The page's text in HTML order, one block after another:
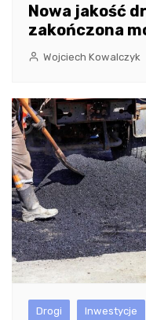
Nowa jakość
zakończona
Wojciech Kowalczyk
Drogi Inwestycje